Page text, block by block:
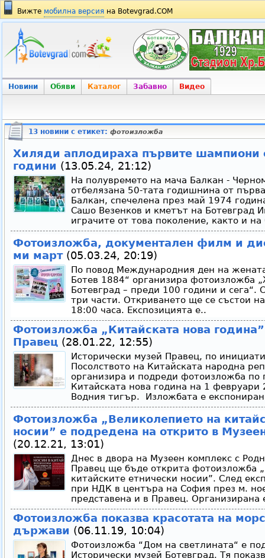
Вижте мобилна версия на Botevgrad.COM
Новини Обяви Каталог Забавно Видео
13 новини с етикет: фотоизложба
Хиляди аплодираха първите шампиони
години (13.05.24, 21:12)
На полувремето на мача Балкан -
отбелязана 50-тата годишнина от
Балкан, спечелена през май 1974
Сашо Везенков и кметът на Ботевград
играчите от това поколение, както и
Фотоизложба, документален филм и
ми март(05.03.24, 20:19)
По повод Международния ден на
Ботев 1884“ организира фотоизложба
Ботевград – преди 100 години и сега“.
три части. Откриването ще се състои
18:00 часа. Експозицията е..
Фотоизложба „Китайската нова
Правец(28.01.22, 12:55)
Исторически музей Правец, по
Посолството на Китайската народна
организира и подреди фотоизложба по
Китайската нова година на 1 февруари
Водния тигър. Изложбата е
Фотоизложба „Великолепието на
носии” е подредена на открито в
(20.12.21, 13:01)
Днес в двора на Музеен комплекс с
Правец ще бъде открита фотоизложба
китайските етнически носии”. След
при НДК в центъра на София през м.
представена и в Правец. Организирана
Фотоизложба показва красотата на
държави (06.11.19, 10:04)
Фотоизложба “Дом на светлината“ е
Исторически музей Ботевград. Тя